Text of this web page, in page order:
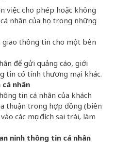
việc cho phép hoặc không
nhân của họ trong những
thông tin cho một bên
để gửi quảng cáo, giới
tin có tính thương mại khác.
nhân
tin cá nhân của khách
thuận trong hợp đồng (biên
các mục đích sai trái, làm
ninh thông tin cá nhân